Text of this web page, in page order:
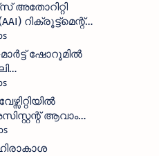
അതോറിറ്റി
റിക്രൂട്ട്മെന്റ്
അവസാന
7
മാർട്ട് ഷോറൂമിൽ
G-Mart
2026
ആവാം
ഓഗസ്റ്റ് 5 ന്